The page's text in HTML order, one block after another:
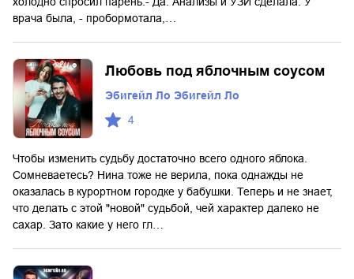
врача была, - пробормотала,…
Любовь под яблочным соусом
Эбигейл Ло Эбигейл Ло
4
Чтобы изменить судьбу достаточно всего одного яблока.
Сомневаетесь? Нина тоже не верила, пока однажды не
оказалась в курортном городке у бабушки. Теперь и не знает,
что делать с этой "новой" судьбой, чей характер далеко не
сахар. Зато какие у него гл…